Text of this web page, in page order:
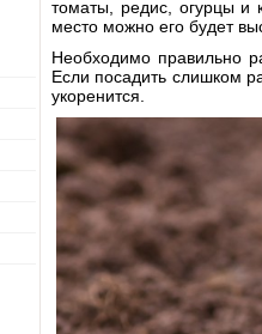
томаты, редис, огурцы
место можно его будет
Необходимо правильно
Если посадить слишком
укоренится.